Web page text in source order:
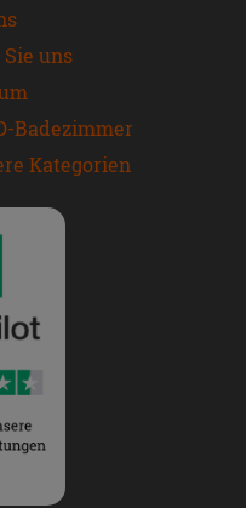
uns
Badezimmer
Kategorien